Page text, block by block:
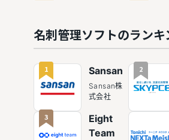
の機能・
特徴を徹
底比較
名刺管理ソフトのランキ
1 Sansan
Sansan株
式会社
2
3
Eight
Team